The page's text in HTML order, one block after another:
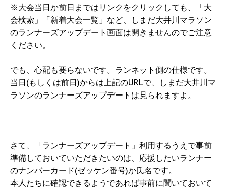
※大会当日か前日まではリンクをクリックしても、「大
会検索」「新着大会一覧」など、しまだ大井川マラソン
のランナーズアップデート画面は開きませんのでご注意
ください。
でも、心配も要らないです。ランネット側の仕様です。
当日(もしくは前日)からは上記のURLで、しまだ大井川マ
ラソンのランナーズアップデートは見られますよ。
さて、「ランナーズアップデート」利用するうえで事前
準備しておいていただきたいのは、応援したいランナー
のナンバーカード(ゼッケン番号)か氏名です。
本人たちに確認できるようであれば事前に聞いておいて